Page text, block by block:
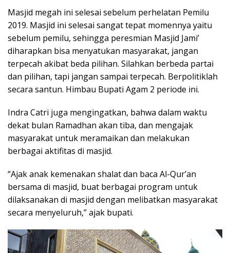
Masjid megah ini selesai sebelum perhelatan Pemilu
2019. Masjid ini selesai sangat tepat momennya yaitu
sebelum pemilu, sehingga peresmian Masjid Jami’
diharapkan bisa menyatukan masyarakat, jangan
terpecah akibat beda pilihan. Silahkan berbeda partai
dan pilihan, tapi jangan sampai terpecah. Berpolitiklah
secara santun. Himbau Bupati Agam 2 periode ini.
Indra Catri juga mengingatkan, bahwa dalam waktu
dekat bulan Ramadhan akan tiba, dan mengajak
masyarakat untuk meramaikan dan melakukan
berbagai aktifitas di masjid.
“Ajak anak kemenakan shalat dan baca Al-Qur’an
bersama di masjid, buat berbagai program untuk
dilaksanakan di masjid dengan melibatkan masyarakat
secara menyeluruh,” ajak bupati.